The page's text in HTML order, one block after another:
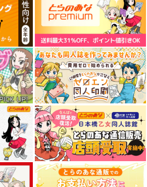
HQ夢通知ペラ本
霞ン党
専売 472円 （税込）
ハイキュー!!
HQオールキャラ×女夢主
サンプル
カート
さしすゆけと不可視の
呪い
黒糖書房
専売 1,430円（税込）
呪術廻戦 オールキャラ
サンプル
カート